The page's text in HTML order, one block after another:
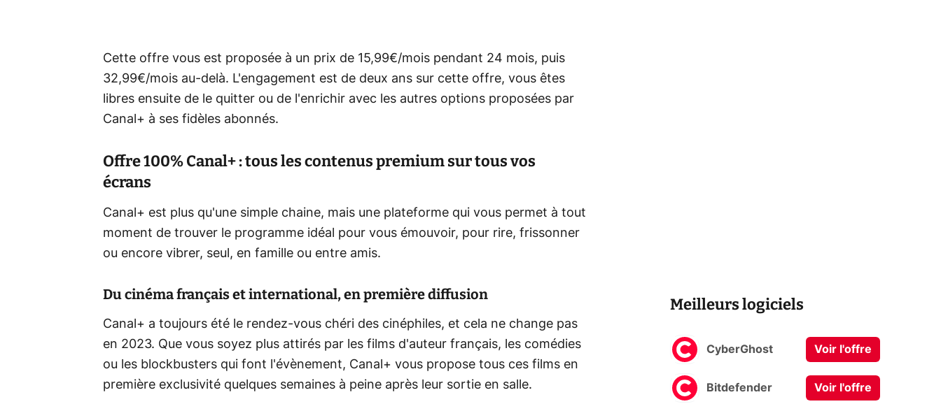
Cette offre vous est proposée à un prix de 15,99€/mois pendant 24 mois, puis
32,99€/mois au-delà. L'engagement est de deux ans sur cette offre, vous êtes
libres ensuite de le quitter ou de l'enrichir avec les autres options proposées par
Canal+ à ses fidèles abonnés.
Offre 100% Canal+ : tous les contenus premium sur tous vos
écrans
Canal+ est plus qu'une simple chaine, mais une plateforme qui vous permet à tout
moment de trouver le programme idéal pour vous émouvoir, pour rire, frissonner
ou encore vibrer, seul, en famille ou entre amis.
Du cinéma français et international, en première diffusion
Canal+ a toujours été le rendez-vous chéri des cinéphiles, et cela ne change pas
en 2023. Que vous soyez plus attirés par les films d'auteur français, les comédies
ou les blockbusters qui font l'évènement, Canal+ vous propose tous ces films en
première exclusivité quelques semaines à peine après leur sortie en salle.
Meilleurs logiciels
CyberGhost Voir l'offre
Bitdefender Voir l'offre